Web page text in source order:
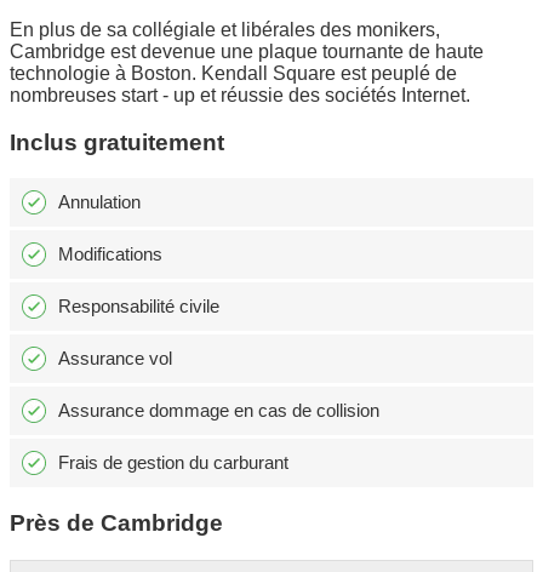
En plus de sa collégiale et libérales des monikers,
Cambridge est devenue une plaque tournante de haute
technologie à Boston. Kendall Square est peuplé de
nombreuses start - up et réussie des sociétés Internet.
Inclus gratuitement
Annulation
Modifications
Responsabilité civile
Assurance vol
Assurance dommage en cas de collision
Frais de gestion du carburant
Près de Cambridge